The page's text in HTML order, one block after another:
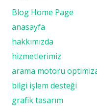
Blog Home Page
anasayfa
hakkımızda
hizmetlerimiz
arama motoru
bilgi işlem desteği
grafik tasarım